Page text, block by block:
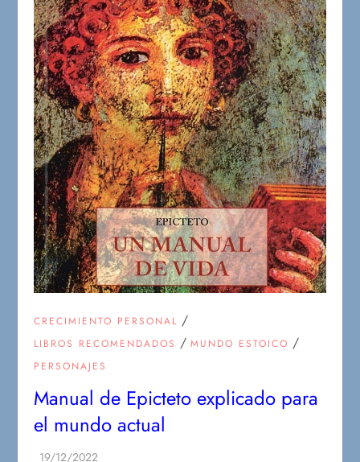
CRECIMIENTO PERSONAL /
LIBROS RECOMENDADOS /MUNDO ESTOICO /
PERSONAJES
Manual de Epicteto explicado para
el mundo actual